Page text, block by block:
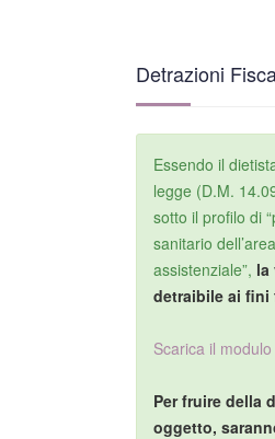
Detrazioni
Essendo il
legge (D.M.
sotto il profilo di
sanitario
assistenziale”, la
detraibile ai fini
Scarica il modulo
Per fruire della
oggetto,